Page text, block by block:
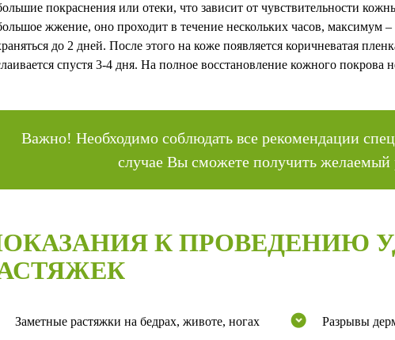
покраснения или отеки, что зависит от чувствительности
жжение, оно проходит в течение нескольких часов, максимум
до 2 дней. После этого на коже появляется коричневатая
спустя 3-4 дня. На полное восстановление кожного покрова
Важно! Необходимо соблюдать все рекомендации
случае Вы сможете получить желаемый
К ПРОВЕДЕНИЮ
Заметные растяжки на бедрах, животе, ногах Разрывы